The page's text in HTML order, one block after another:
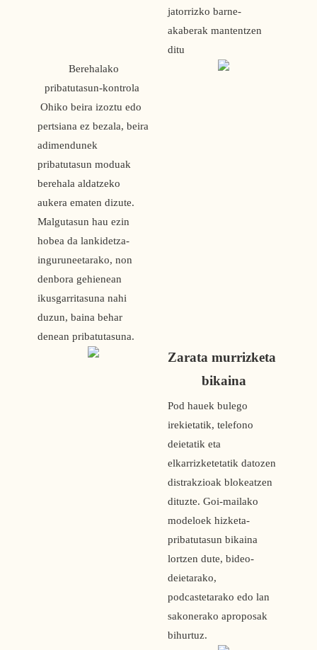
jatorrizko barne-
akaberak mantentzen
ditu
pribatutasun-kontrola
Ohiko beira izoztu edo
pertsiana ez bezala, beira
adimendunek
pribatutasun moduak
berehala aldatzeko
aukera ematen dizute.
Malgutasun hau ezin
hobea da lankidetza-
inguruneetarako, non
denbora gehienean
ikusgarritasuna nahi
duzun, baina behar
denean pribatutasuna.
Zarata murrizketa
bikaina
Pod hauek bulego
irekietatik, telefono
deietatik eta
elkarrizketetatik datozen
distrakzioak blokeatzen
dituzte. Goi-mailako
modeloek hizketa-
pribatutasun bikaina
lortzen dute, bideo-
deietarako,
podcastetarako edo lan
sakonerako aproposak
bihurtuz.